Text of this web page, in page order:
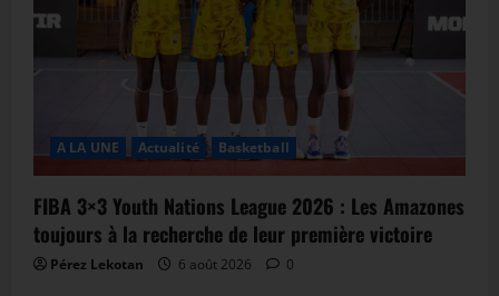
A LA UNE Actualité Basketball
FIBA 3×3 Youth Nations League 2026 : Les Amazones
toujours à la recherche de leur première victoire
Pérez Lekotan 6 août 2026 0